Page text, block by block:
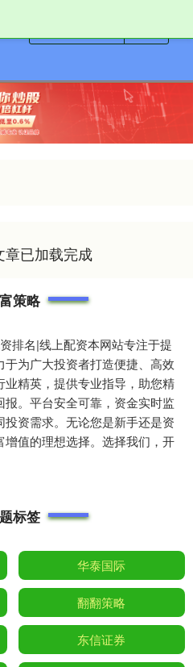
章已加载完成
策略
排名|线上配资本网站专注于提
为广大投资者打造便捷、高效
精英，提供专业指导，助您精
。平台安全可靠，资金实时监
资需求。无论您是新手还是资
值的理想选择。选择我们，开
标签
华泰国际
翻翻策略
东信证券